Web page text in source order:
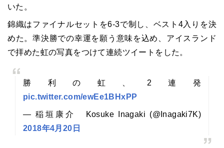
いた。
錦織はファイナルセットを6-3で制し、ベスト4入りを決
めた。準決勝での幸運を願う意味を込め、アイスランド
で拝めた虹の写真をつけて連続ツイートをした。
勝利の虹、2連発
pic.twitter.com/ewEe1BHxPP
— 稲垣康介 Kosuke Inagaki (@Inagaki7K)
2018年4月20日